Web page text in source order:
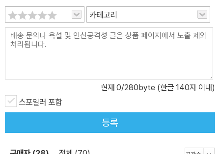
로 니혼바시 일대의 메밀국수 집과 찻집, 일본 종이 전문점, 수제 공예
품 가게 등을 탐문하며 피해자의 사고 당일과 최근 행적을 집요하게
추적한다. 사건의 앞뒤를 짜 맞춰 수사를 조기 종결 하라는 간부들의
종용에 시달리는 가운데서도 택시를 잡아타고 좁은 골목을 누비면서
는 대화들이 모두 사건의 단서가 되기 때문에 어느 것 하나 그냥 넘기
기 힘들다. 독자들은 그의 동선을 따라가며 ‘범인이 누구일까’ 하는 두
뇌 게임을 즐기게 된다. 하지만 가가의 뛰어난 추리력과 허를 찌르는
역발상, 빈틈없는 사건 재구성을 따라가다 보면 어느새 실마리를 놓
카테고리
현재 0/280byte (한글 140자 이내)
스포일러 포함
등록